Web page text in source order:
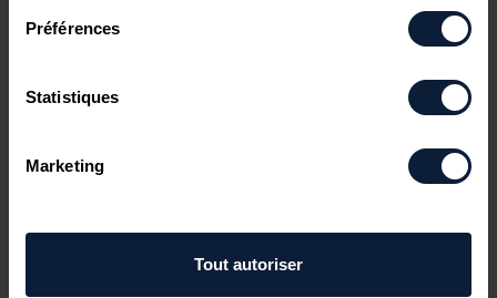
Préférences
Statistiques
Marketing
Tout autoriser